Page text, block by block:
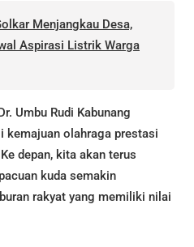
Menjangkau Desa,
Aspirasi Listrik Warga
Umbu Rudi Kabunang
kemajuan olahraga prestasi
depan, kita akan terus
kuda semakin
rakyat yang memiliki nilai